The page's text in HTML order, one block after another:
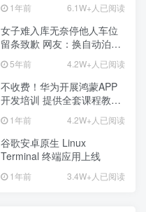
1年前 6.1W+人已阅读
女子难入库无奈停他人车位
留条致歉 网友：换自动泊车
5年前 4.2W+人已阅读
不收费！华为开展鸿蒙APP
开发培训 提供全套课程教学
1年前 4.2W+人已阅读
谷歌安卓原生 Linux
Terminal 终端应用上线
1年前 3.4W+人已阅读